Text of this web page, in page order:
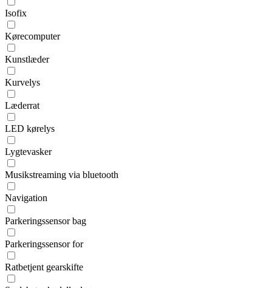
Isofix
Kørecomputer
Kunstlæder
Kurvelys
Læderrat
LED kørelys
Lygtevasker
Musikstreaming via bluetooth
Navigation
Parkeringssensor bag
Parkeringssensor for
Ratbetjent gearskifte